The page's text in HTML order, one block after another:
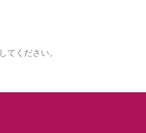
してください。